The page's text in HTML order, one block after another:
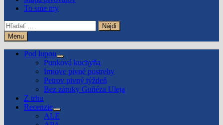
To sme my
Hľadať:
Menu
Pod lupou
Show
sub
menu
Punková kuchyňa
Imrove pivné postrehy
Petrov pivný týždeň
Bez záruky Guñéza Uleja
Z trhu
Recenzie
Show
sub
ALE